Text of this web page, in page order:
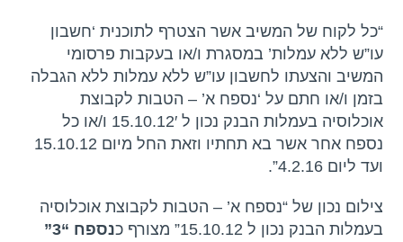
“כל לקוח של המשיב אשר הצטרף לתוכנית ‘חשבון
עו”ש ללא עמלות’ במסגרת ו/או בעקבות פרסומי
המשיב והצעתו לחשבון עו”ש ללא עמלות ללא הגבלה
בזמן ו/או חתם על ‘נספח א’ – הטבות לקבוצת
אוכלוסיה בעמלות הבנק נכון ל 15.10.12′ ו/או כל
נספח אחר אשר בא תחתיו וזאת החל מיום 15.10.12
ועד ליום 4.2.16”.
צילום נכון של “נספח א’ – הטבות לקבוצת אוכלוסיה
בעמלות הבנק נכון ל 15.10.12” מצורף כ
נספח “3”